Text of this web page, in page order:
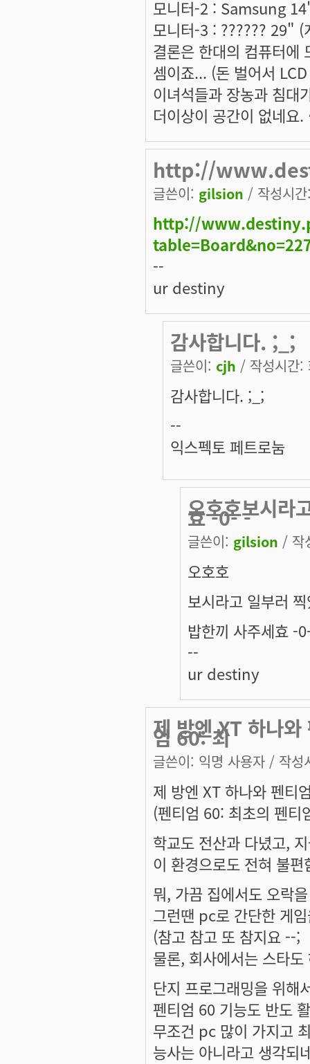
모니터-2 : Samsung
모니터-3 : ?????? 29" (
결론은 한대의 컴퓨터에
셈이죠... (돈 벌어서
이녀석들과 장농과 침대
더이상이 공간이 없네요
http://
글쓴이: gilsion / 작성시
http://
--
ur destiny
감사합니다. ;_;
글쓴이: cjh / 작성시간
감사합니다. ;_;
--
익스펙토 페트로눔
오호호보시라
효 -0- -
글쓴이: gilsion / 작
오호호
보시라고 일부러
밥한끼 사주세효 -
--
ur destiny
제 방엔 XT 하나
엄 60: 최
글쓴이: 익명 사용자 / 작성
제 방엔 XT 하나와 펜티
(펜티엄 60: 최초의 펜
학교도 전산과 다녔고,
이 환경으로도 전혀 불
뭐, 가끔 집에서도 오락
그런땐 pc로 간단한 게
(참고 참고 또 참지요 --;
물론, 회사에서는 스타
단지 프로그래밍을 위해
펜티엄 60 기능도 반도
무조건 pc 많이 가지고
능사는 아니라고 생각되